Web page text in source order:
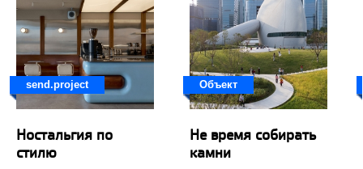
send.project
Ностальгия по
стилю
Объект
Не время собирать
камни